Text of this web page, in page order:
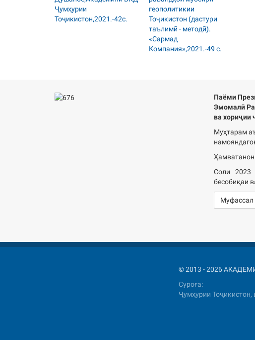
Паёми
Эмомалӣ
ва хориҷии
Муҳтарам
Соли 2023
бесобиқаи
Муфассал
© 2013 - 2026
Суроға:
Ҷумҳурии